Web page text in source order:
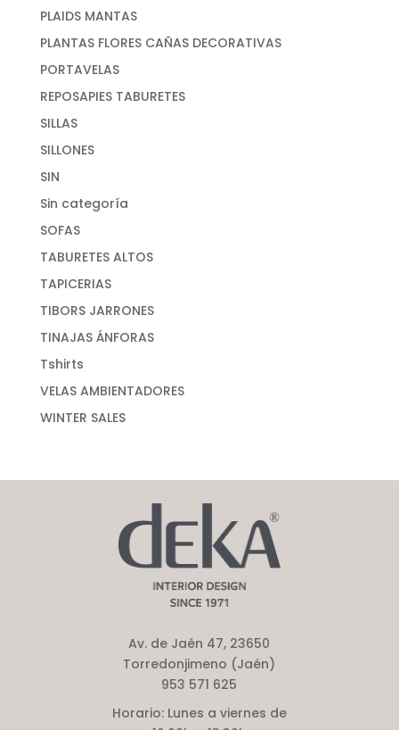
PLAIDS MANTAS
PLANTAS FLORES CAÑAS DECORATIVAS
PORTAVELAS
REPOSAPIES TABURETES
SILLAS
SILLONES
SIN
Sin categoría
SOFAS
TABURETES ALTOS
TAPICERIAS
TIBORS JARRONES
TINAJAS ÁNFORAS
Tshirts
VELAS AMBIENTADORES
WINTER SALES
Av. de Jaén 47, 23650
Torredonjimeno (Jaén)
953 571 625
Horario:Lunes a viernes de